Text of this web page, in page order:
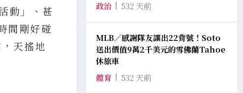
動」、甚
間剛好碰
天搖地
政治
532 天前
MLB／感謝隊友讓出22背號！Soto
送出價值9萬2千美元的雪佛蘭Tahoe
休旅車
體育
532 天前